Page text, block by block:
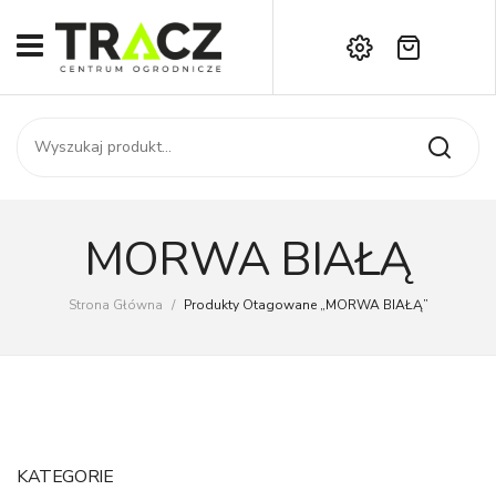
START
SKLEP
AKTUALNOŚCI
Kontakt
Brak produktów w koszyku.
MORWA BIAŁĄ
Strona Główna / Produkty Otagowane „MORWA BIAŁĄ”
KATEGORIE